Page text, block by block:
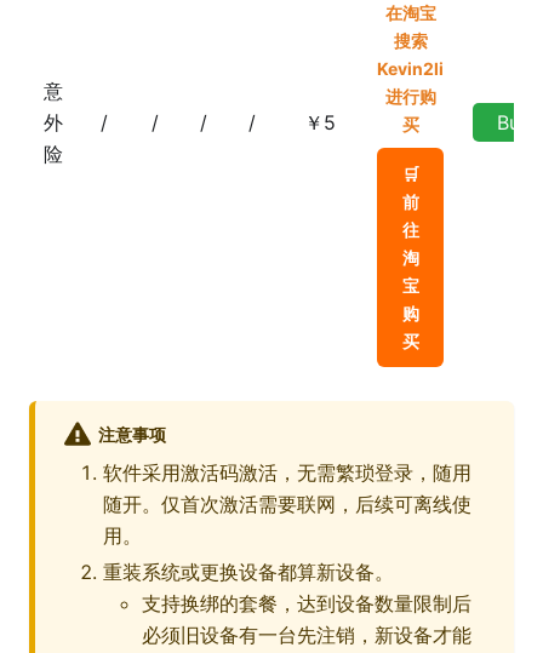
意
外
险
/ / / / ￥5
在淘宝
搜索
Kevin2li
进行购
买
🛒
前
往
淘
宝
购
买
Buy
注意事项
软件采用激活码激活，无需繁琐登录，随用
随开。仅首次激活需要联网，后续可离线使
用。
重装系统或更换设备都算新设备。
支持换绑的套餐，达到设备数量限制后
必须旧设备有一台先注销，新设备才能